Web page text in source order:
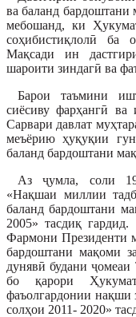
ва баланд бардоштани
мебошанд, ки
соҳибистиқлолӣ ба
Мақсади ин
шароити зиндагӣ ва
Барои таъмини
сиёсиву фарҳангӣ ва
Сарвари давлат
меъёрию ҳуқуқии
баланд бардоштани
Аз ҷумла, соли
«Нақшаи миллии
баланд бардоштани
2005» тасдиқ
Фармони Президенти
бардоштани мақоми
дунявӣ будани ҷомеаи
бо қарори
фаъолгардонии нақши
солҳои 2011- 2020»